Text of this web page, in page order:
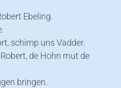
Ebeling.
schimp uns Vadder.
de Hohn mut de
bringen.